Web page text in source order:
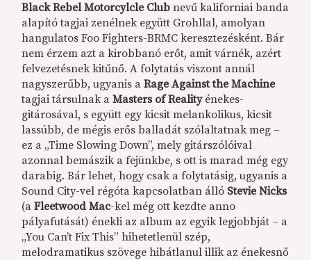
Black Rebel Motorcylcle Club nevű kaliforniai banda
alapító tagjai zenélnek együtt Grohllal, amolyan
hangulatos Foo Fighters-BRMC keresztezésként. Bár
nem érzem azt a kirobbanó erőt, amit várnék, azért
felvezetésnek kitűnő. A folytatás viszont annál
nagyszerűbb, ugyanis aRage Against the Machine
tagjai társulnak aMasters of Realityénekes-
gitárosával, s együtt egy kicsit melankolikus, kicsit
lassúbb, de mégis erős balladát szólaltatnak meg –
ez a „Time Slowing Down”, mely gitárszólóival
azonnal bemászik a fejünkbe, s ott is marad még egy
darabig. Bár lehet, hogy csak a folytatásig, ugyanis a
Sound City-vel régóta kapcsolatban álló Stevie Nicks
(aFleetwood Mac-kel még ott kezdte anno
pályafutását) énekli az album az egyik legjobbját – a
„You Can’t Fix This” hihetetlenül szép,
melodramatikus szövege hibátlanul illik az énekesnő